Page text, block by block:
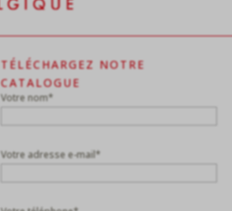
TÉLÉCHARGEZ NOTRE
CATALOGUE
Votre nom*
Votre adresse e-mail*